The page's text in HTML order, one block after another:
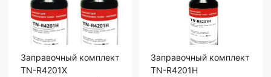
Заправочный комплект
TN-R4201X
Заправочный комплект
TN-R4201H